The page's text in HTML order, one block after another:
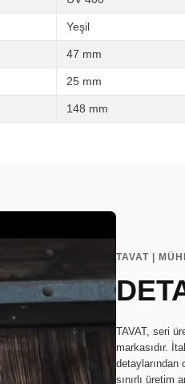
Yeşil
47 mm
25 mm
148 mm
TAVAT |
TAVAT, seri
markasıdır.
detaylarından
sınırlı üretim